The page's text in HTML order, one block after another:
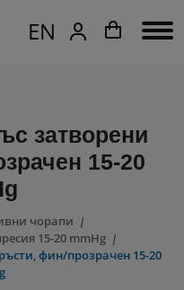
EN
затворени
15-20
чорапи
15-20 mmHg
фин/прозрачен 15-20